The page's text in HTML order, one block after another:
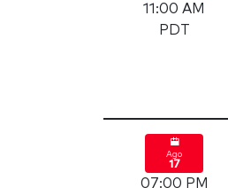
11:00 AM
PDT
Ago
17
07:00 PM